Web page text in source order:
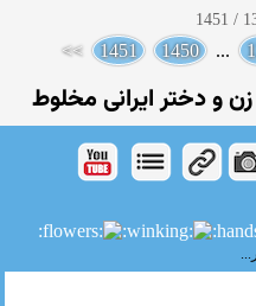
...
1450
1451
>>
و دختر ایرانی مخلوط